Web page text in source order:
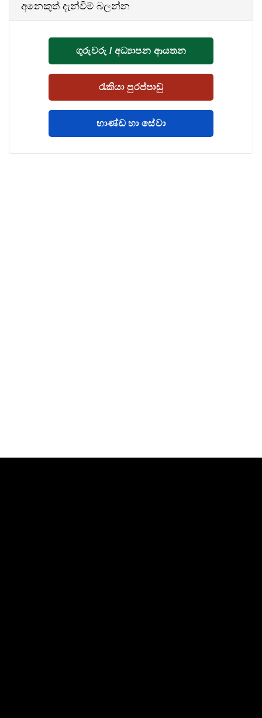
අනෙකුත් දැන්වීම් බලන්න
ගුරුවරු / අධ්‍යාපන ආයතන
රැකියා පුරප්පාඩු
භාණ්ඩ හා සේවා